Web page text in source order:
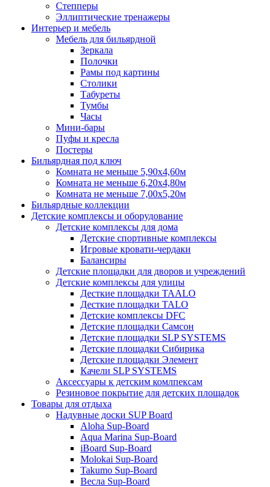
Степперы
Эллиптические тренажеры
Интерьер и мебель
Мебель для бильярдной
Зеркала
Полочки
Рамы под картины
Столики
Табуреты
Тумбы
Часы
Мини-бары
Пуфы и кресла
Постеры
Бильярдная под ключ
Комната не меньше 5,90х4,60м
Комната не меньше 6,20х4,80м
Комната не меньше 7,00х5,20м
Бильярдные коллекции
Детские комплексы и оборудование
Детские комплексы для дома
Детские спортивные комплексы
Игровые кровати-чердаки
Балансиры
Детские площадки для дворов и учреждений
Детские комплексы для улицы
Десткие площадки TAALO
Десткие площадки TALO
Детские комплексы DFC
Детские площадки Самсон
Детские площадки SLP SYSTEMS
Детские площадки Сибирика
Детские площадки Элемент
Качели SLP SYSTEMS
Аксессуары к детским комлпексам
Резиновое покрытие для детских площадок
Товары для отдыха
Надувные доски SUP Board
Aloha Sup-Board
Aqua Marina Sup-Board
iBoard Sup-Board
Molokai Sup-Board
Takumo Sup-Board
Весла Sup-Board